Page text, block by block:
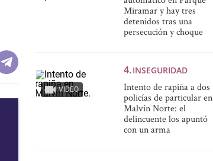
Miramar y hay tres
detenidos tras una
persecución y choque
VIDEO
INSEGURIDAD
Intento de rapiña a dos
policías de particular en
Malvín Norte: el
delincuente los apuntó
con un arma